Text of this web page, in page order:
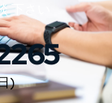
下さい
)